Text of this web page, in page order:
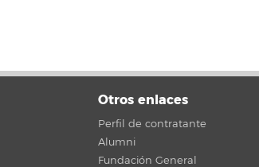
Otros enlaces
Perfil de contratante
Alumni
Fundación General